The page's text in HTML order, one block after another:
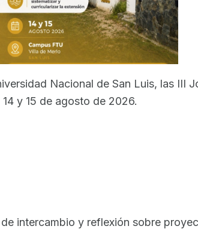
Nacional de San Luis, las III
y 15 de agosto de 2026.
intercambio y reflexión sobre